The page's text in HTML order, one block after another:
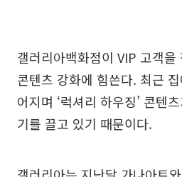
갤러리아백화점이 VIP 고객
콘텐츠 강화에 힘쓴다. 최근
어지며 ‘럭셔리 하우징’ 콘텐
기를 끌고 있기 때문이다.